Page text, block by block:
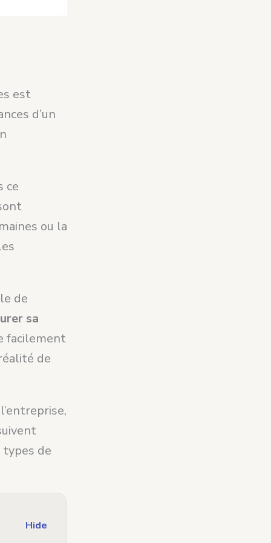
est
d’un
ce
ou la
de
sa
facilement
de
de
Hide